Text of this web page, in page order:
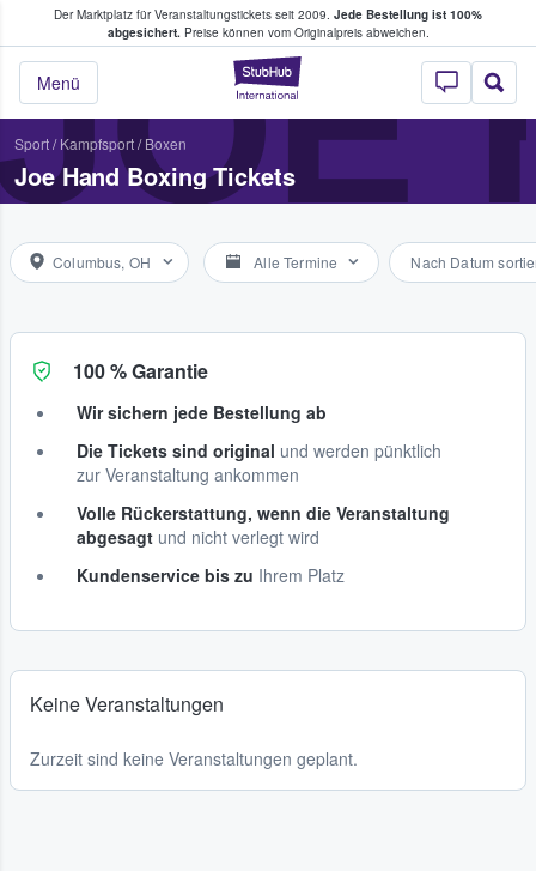
Der Marktplatz für Veranstaltungstickets seit 2009. Jede Bestellung ist 100%
abgesichert.Preise können vom Originalpreis abweichen.
StubHub - Wo
Menü
Tickets kaufen & verkaufen
Sport/ Kampfsport/ Boxen
Joe Hand Boxing Tickets
Columbus, OH Alle Termine Nach Datum
100 % Garantie
Wir sichern jede Bestellung ab
Die Tickets sind original und werden pünktlich
zur Veranstaltung ankommen
Volle Rückerstattung, wenn die Veranstaltung
abgesagt und nicht verlegt wird
Kundenservice bis zu Ihrem Platz
Keine Veranstaltungen
Zurzeit sind keine Veranstaltungen geplant.